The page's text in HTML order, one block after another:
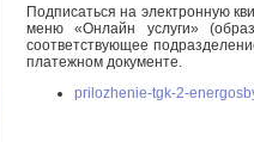
Подписаться на электронную
меню «Онлайн услуги»
соответствующее
платежном документе.
prilozhenie-tgk-2-